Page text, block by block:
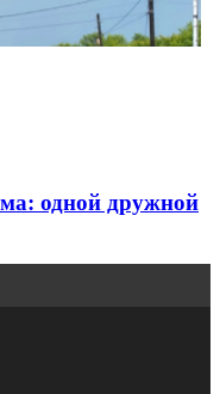
одной дружной